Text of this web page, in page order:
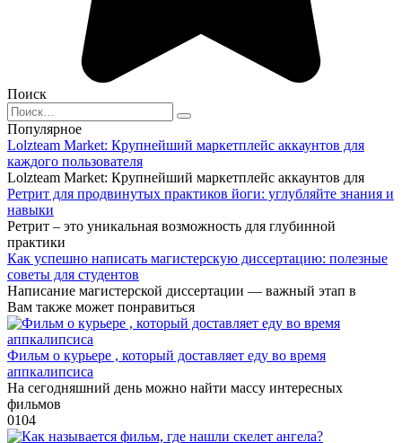
Поиск
Search
for:
Популярное
Lolzteam Market: Крупнейший маркетплейс аккаунтов для
каждого пользователя
Lolzteam Market: Крупнейший маркетплейс аккаунтов для
Ретрит для продвинутых практиков йоги: углубляйте знания и
навыки
Ретрит – это уникальная возможность для глубинной
практики
Как успешно написать магистерскую диссертацию: полезные
советы для студентов
Написание магистерской диссертации — важный этап в
Вам также может понравиться
Фильм о курьере , который доставляет еду во время
аппкалипсиса
На сегодняшний день можно найти массу интересных
фильмов
0104